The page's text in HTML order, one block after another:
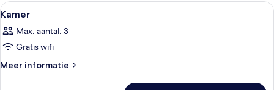
Alle
foto's
voor
Kamer
laden
Een hotelkamer met twee bedden,
1
Kamer
Max. aantal: 3
Gratis wifi
Meer informatie
Meer